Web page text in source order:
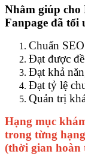
Nhằm giúp cho
Fanpage đã tối
Chuẩn
Đạt được
Đạt khả
Đạt tỷ lệ
Quản trị
Hạng mục
trong từng
(thời gian hoàn